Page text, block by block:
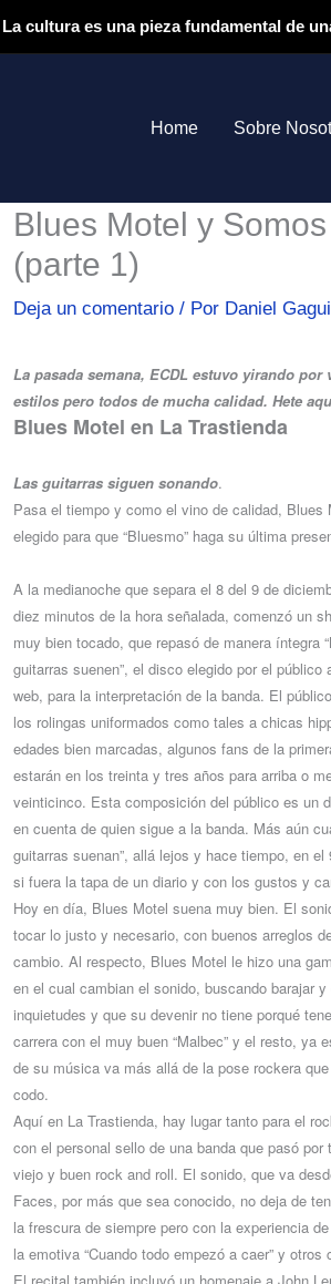
La cultura es una pieza fundamental de
Home Sobre
Blues Motel y
(parte 1)
Deja un comentario / Por Daniel
La pasada semana, ECDL estuvo yirando
estilos pero todos de mucha calidad. Hete
Blues Motel en La Trastienda
Las guitarras siguen sonando.
Pasa el tiempo y como el vino de calidad,
elegido para que “Bluesmo” haga su última
A la medianoche que separa el 8 del 9 de
diez minutos de la hora señalada, comenzó un
muy bien tocado, que repasó de manera íntegra
guitarras suenen”, el disco elegido por el público
web, para la interpretación de la banda. El
los rolingas uniformados como tales a chicas
edades bien marcadas, algunos fans de la
estarán en los treinta y tres años para arriba o
veinticinco. Esta composición del público es un
en cuenta de quien sigue a la banda. Más aún
guitarras suenan”, allá lejos y hace tiempo, en
si fuera la tapa de un diario y con los gustos y
Hoy en día, Blues Motel suena muy bien. El
tocar lo justo y necesario, con buenos arreglos
cambio. Al respecto, Blues Motel le hizo una
en el cual cambian el sonido, buscando barajar
inquietudes y que su devenir no tiene porqué
carrera con el muy buen “Malbec” y el resto,
de su música va más allá de la pose rockera
codo.
Aquí en La Trastienda, hay lugar tanto para el
con el personal sello de una banda que pasó
viejo y buen rock and roll. El sonido, que va
Faces, por más que sea conocido, no deja de
la frescura de siempre pero con la experiencia
la emotiva “Cuando todo empezó a caer” y